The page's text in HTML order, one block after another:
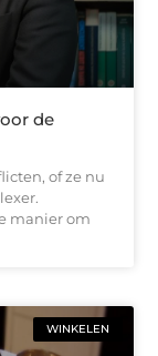
de
of ze nu
manier om
WINKELEN